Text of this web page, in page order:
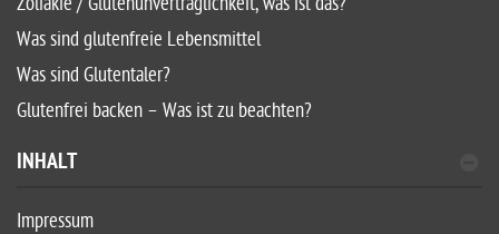
Was sind glutenfreie Lebensmittel
Was sind Glutentaler?
Glutenfrei backen – Was ist zu beachten?
INHALT
Impressum